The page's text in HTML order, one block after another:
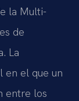
la Multi-
de
La
en el que un
entre los